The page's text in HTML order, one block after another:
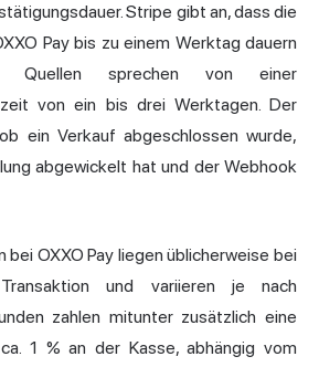
Stripe gibt an, dass die
Pay bis zu einem Werktag dauern
sprechen von einer
von ein bis drei Werktagen. Der
ein Verkauf abgeschlossen wurde,
abgewickelt hat und der Webhook
bei OXXO Pay liegen üblicherweise bei
und variieren je nach
zahlen mitunter zusätzlich eine
1 % an der Kasse, abhängig vom